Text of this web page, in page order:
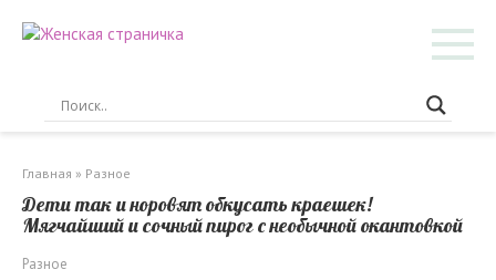
Главная » Разное
Дети так и норовят обкусать краешек!
Мягчайший и сочный пирог с необычной окантовкой
Разное